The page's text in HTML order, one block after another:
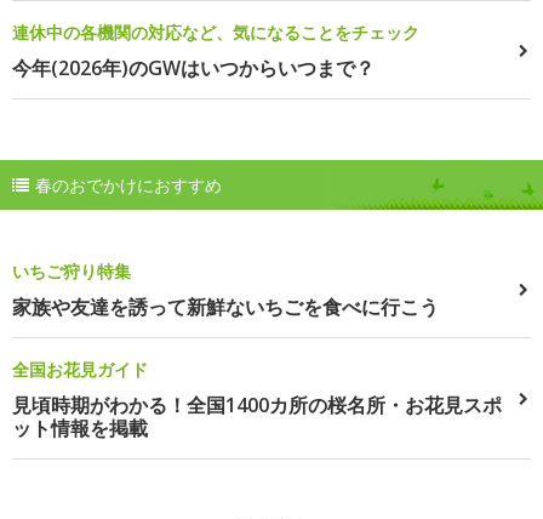
連休中の各機関の対応など、気になることをチェック
今年(2026年)のGWはいつからいつまで？
春のおでかけにおすすめ
いちご狩り特集
家族や友達を誘って新鮮ないちごを食べに行こう
全国お花見ガイド
見頃時期がわかる！全国1400カ所の桜名所・お花見スポ
ット情報を掲載